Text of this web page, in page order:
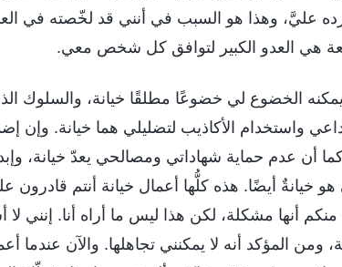
عليَّ، وهذا هو السبب في أنني قد لخّصته في
هي العدو الكبير لتوافق كل شخص معي.
الخضوع لي خضوعًا مطلقًا خيانة، والسلوك
واستخدام الأكاذيب لتضليلي هما خيانة. وإن
أن عدم حماية شهاداتي ومصالحي يعدّ خيانة،
خيانةٌ أيضًا. هذه كلُّها أعمال خيانة أنتم قادرون
أنها مشكلة، لكن هذا ليس ما أراه أنا. إنني
ومن المؤكد أنه لا يمكنني تجاهلها. والآن عندما